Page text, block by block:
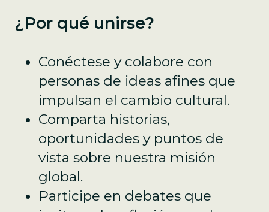
¿Por qué unirse?
Conéctese y colabore con
personas de ideas afines que
impulsan el cambio cultural.
Comparta historias,
oportunidades y puntos de
vista sobre nuestra misión
global.
Participe en debates que